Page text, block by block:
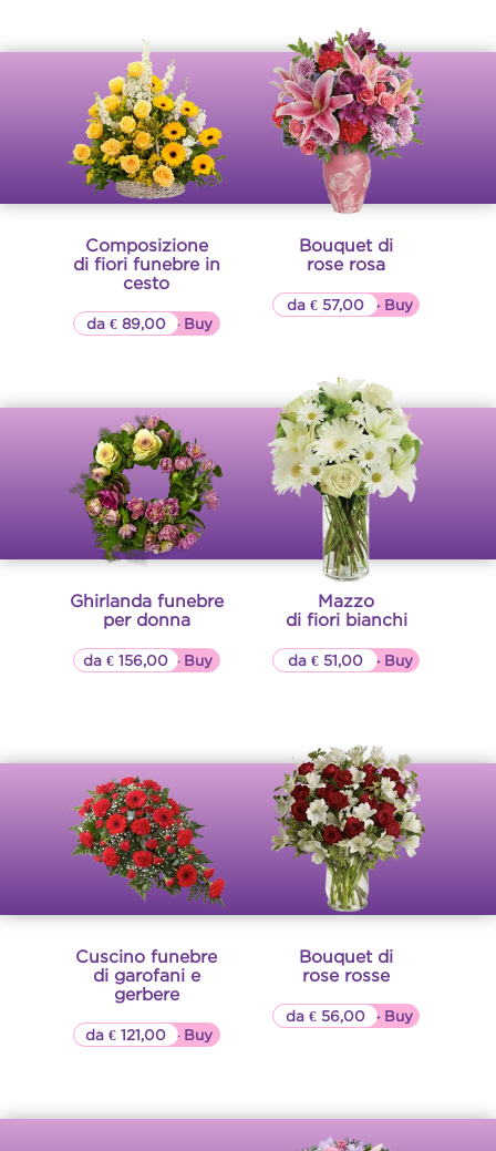
Composizione
di fiori funebre in
cesto
▷▷ Buy
da € 89,00
Bouquet di
rose rosa
▷▷ Buy
da € 57,00
Ghirlanda funebre
per donna
▷▷ Buy
da € 156,00
Mazzo
di fiori bianchi
▷▷ Buy
da € 51,00
Cuscino funebre
di garofani e
gerbere
▷▷ Buy
da € 121,00
Bouquet di
rose rosse
▷▷ Buy
da € 56,00